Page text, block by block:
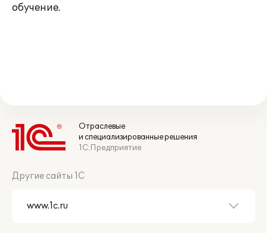
обучение.
Отраслевые
и специализированные решения
1С:Предприятие
Другие сайты 1С